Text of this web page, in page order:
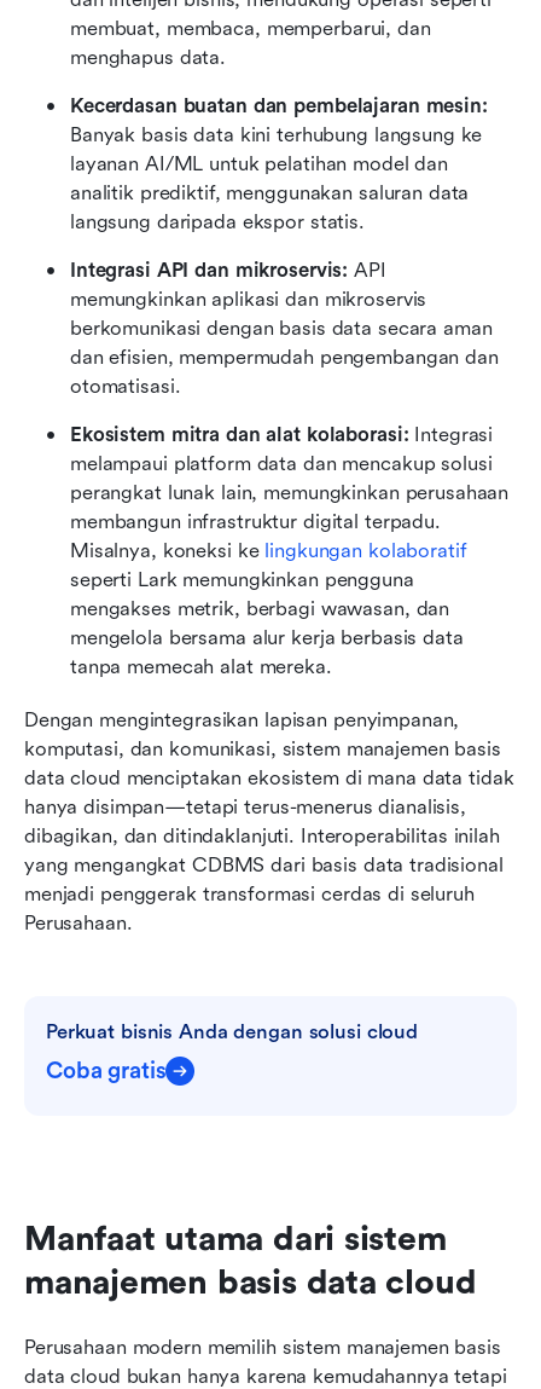
membuat, membaca, memperbarui, dan
menghapus data.
Kecerdasan buatan dan pembelajaran mesin:
Banyak basis data kini terhubung langsung ke
layanan AI/ML untuk pelatihan model dan
analitik prediktif, menggunakan saluran data
langsung daripada ekspor statis.
Integrasi API dan mikroservis: API
memungkinkan aplikasi dan mikroservis
berkomunikasi dengan basis data secara aman
dan efisien, mempermudah pengembangan dan
otomatisasi.
Ekosistem mitra dan alat kolaborasi: Integrasi
melampaui platform data dan mencakup solusi
perangkat lunak lain, memungkinkan perusahaan
membangun infrastruktur digital terpadu.
Misalnya, koneksi ke lingkungan kolaboratif
seperti Lark memungkinkan pengguna
mengakses metrik, berbagi wawasan, dan
mengelola bersama alur kerja berbasis data
tanpa memecah alat mereka.
Dengan mengintegrasikan lapisan penyimpanan,
komputasi, dan komunikasi, sistem manajemen basis
data cloud menciptakan ekosistem di mana data tidak
hanya disimpan—tetapi terus-menerus dianalisis,
dibagikan, dan ditindaklanjuti. Interoperabilitas inilah
yang mengangkat CDBMS dari basis data tradisional
menjadi penggerak transformasi cerdas di seluruh
Perusahaan.
Perkuat bisnis Anda dengan solusi cloud
Coba gratis
Manfaat utama dari sistem
manajemen basis data cloud
Perusahaan modern memilih sistem manajemen basis
data cloud bukan hanya karena kemudahannya tetapi